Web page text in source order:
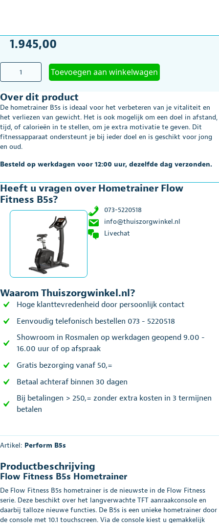
1.945,00
Hometrainer
B5s
aantal
Toevoegen aan winkelwagen
Over dit product
De hometrainer B5s is ideaal voor het verbeteren van je vitaliteit en
het verliezen van gewicht. Het is ook mogelijk om een doel in afstand,
tijd, of calorieën in te stellen, om je extra motivatie te geven. Dit
fitnessapparaat ondersteunt je bij ieder doel en is geschikt voor jong
en oud.
Besteld op werkdagen voor 12:00 uur, dezelfde dag verzonden.
Heeft u vragen over Hometrainer Flow
Fitness B5s?
073-5220518
info@thuiszorgwinkel.nl
Livechat
Waarom Thuiszorgwinkel.nl?
Hoge klanttevredenheid door persoonlijk contact
Eenvoudig telefonisch bestellen 073 - 5220518
Showroom in Rosmalen op werkdagen geopend 9.00 -
16.00 uur of op afspraak
Gratis bezorging vanaf 50,=
Betaal achteraf binnen 30 dagen
Bij betalingen > 250,= zonder extra kosten in 3 termijnen
betalen
Artikel: Perform B5s
Productbeschrijving
Flow Fitness B5s Hometrainer
De Flow Fitness B5s hometrainer is de nieuwste in de Flow Fitness
serie. Deze beschikt over het langverwachte TFT aanraakconsole en
daarbij talloze nieuwe functies. De B5s is een unieke hometrainer door
de console met 10.1 touchscreen. Via de console kiest u gemakkelijk